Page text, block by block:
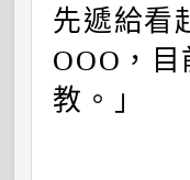
先遞給看
OOO，
教。」